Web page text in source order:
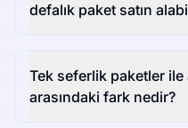
defalık paket satın
Tek seferlik paketler ile
arasındaki fark nedir?